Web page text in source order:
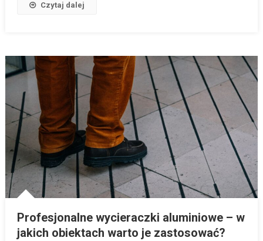
Czytaj dalej
Profesjonalne wycieraczki aluminiowe – w
jakich obiektach warto je zastosować?